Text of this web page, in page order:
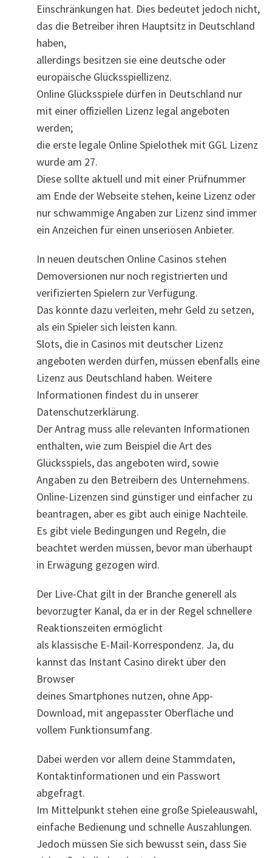
Einschränkungen hat. Dies bedeutet jedoch nicht,
das die Betreiber ihren Hauptsitz in Deutschland
haben,
allerdings besitzen sie eine deutsche oder
europäische Glücksspiellizenz.
Online Glücksspiele dürfen in Deutschland nur
mit einer offiziellen Lizenz legal angeboten
werden;
die erste legale Online Spielothek mit GGL Lizenz
wurde am 27.
Diese sollte aktuell und mit einer Prüfnummer
am Ende der Webseite stehen, keine Lizenz oder
nur schwammige Angaben zur Lizenz sind immer
ein Anzeichen für einen unseriösen Anbieter.
In neuen deutschen Online Casinos stehen
Demoversionen nur noch registrierten und
verifizierten Spielern zur Verfügung.
Das könnte dazu verleiten, mehr Geld zu setzen,
als ein Spieler sich leisten kann.
Slots, die in Casinos mit deutscher Lizenz
angeboten werden dürfen, müssen ebenfalls eine
Lizenz aus Deutschland haben. Weitere
Informationen findest du in unserer
Datenschutzerklärung.
Der Antrag muss alle relevanten Informationen
enthalten, wie zum Beispiel die Art des
Glücksspiels, das angeboten wird, sowie
Angaben zu den Betreibern des Unternehmens.
Online-Lizenzen sind günstiger und einfacher zu
beantragen, aber es gibt auch einige Nachteile.
Es gibt viele Bedingungen und Regeln, die
beachtet werden müssen, bevor man überhaupt
in Erwägung gezogen wird.
Der Live-Chat gilt in der Branche generell als
bevorzugter Kanal, da er in der Regel schnellere
Reaktionszeiten ermöglicht
als klassische E-Mail-Korrespondenz. Ja, du
kannst das Instant Casino direkt über den
Browser
deines Smartphones nutzen, ohne App-
Download, mit angepasster Oberfläche und
vollem Funktionsumfang.
Dabei werden vor allem deine Stammdaten,
Kontaktinformationen und ein Passwort
abgefragt.
Im Mittelpunkt stehen eine große Spieleauswahl,
einfache Bedienung und schnelle Auszahlungen.
Jedoch müssen Sie sich bewusst sein, dass Sie